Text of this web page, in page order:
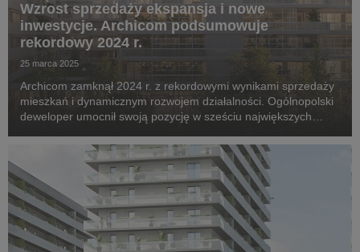
Wzrost sprzedaży ekspansja i nowe
inwestycje. Archicom podsumowuje
rekordowy 2024 r.
25 marca 2025
Archicom zamknął 2024 r. z rekordowymi wynikami sprzedaży
mieszkań i dynamicznym rozwojem działalności. Ogólnopolski
deweloper umocnił swoją pozycję w sześciu największych